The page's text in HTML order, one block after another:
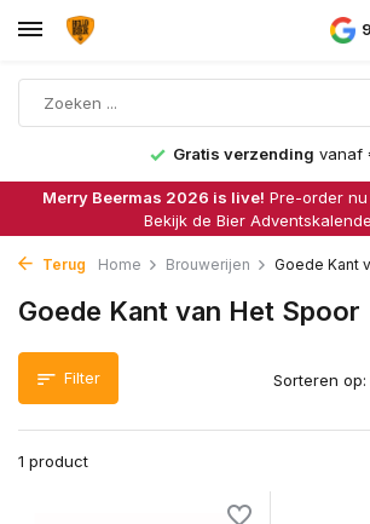
Gratis verzending vanaf
Merry Beermas 2026 is live! Pre-order
Bekijk de Bier
Terug Home Brouwerijen Goede Kant
Goede Kant van Het Spoor
Filter
1 product
Sorteren op: